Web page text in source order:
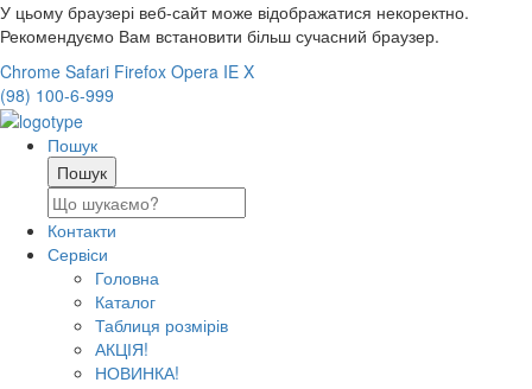
У цьому браузері веб-сайт може відображатися некоректно.
Рекомендуємо Вам встановити більш сучасний браузер.
Chrome Safari Firefox Opera IE X
(98) 100-6-999
Пошук
Контакти
Сервіси
Головна
Каталог
Таблиця розмірів
АКЦІЯ!
НОВИНКА!